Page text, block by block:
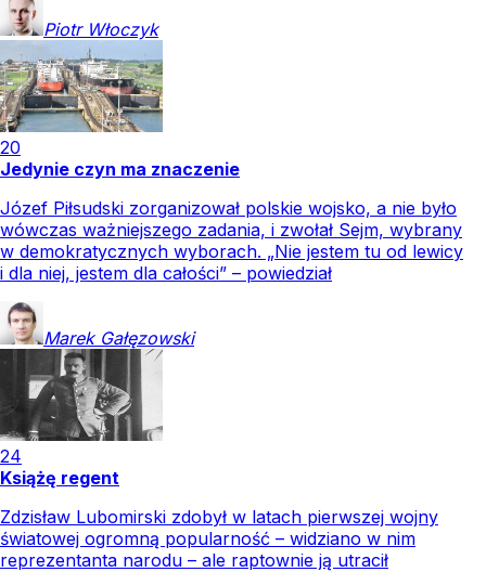
Piotr Włoczyk
20
Jedynie czyn ma znaczenie
Józef Piłsudski zorganizował polskie wojsko, a nie było
wówczas ważniejszego zadania, i zwołał Sejm, wybrany
w demokratycznych wyborach. „Nie jestem tu od lewicy
i dla niej, jestem dla całości” – powiedział
Marek Gałęzowski
24
Książę regent
Zdzisław Lubomirski zdobył w latach pierwszej wojny
światowej ogromną popularność – widziano w nim
reprezentanta narodu – ale raptownie ją utracił